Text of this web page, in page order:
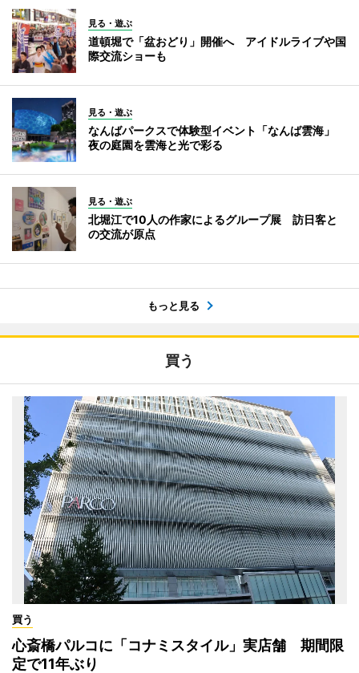
見る・遊ぶ
道頓堀で「盆おどり」開催へ アイドルライブや国
際交流ショーも
見る・遊ぶ
なんばパークスで体験型イベント「なんば雲海」
夜の庭園を雲海と光で彩る
見る・遊ぶ
北堀江で10人の作家によるグループ展 訪日客と
の交流が原点
もっと見る
買う
買う
心斎橋パルコに「コナミスタイル」実店舗 期間限
定で11年ぶり